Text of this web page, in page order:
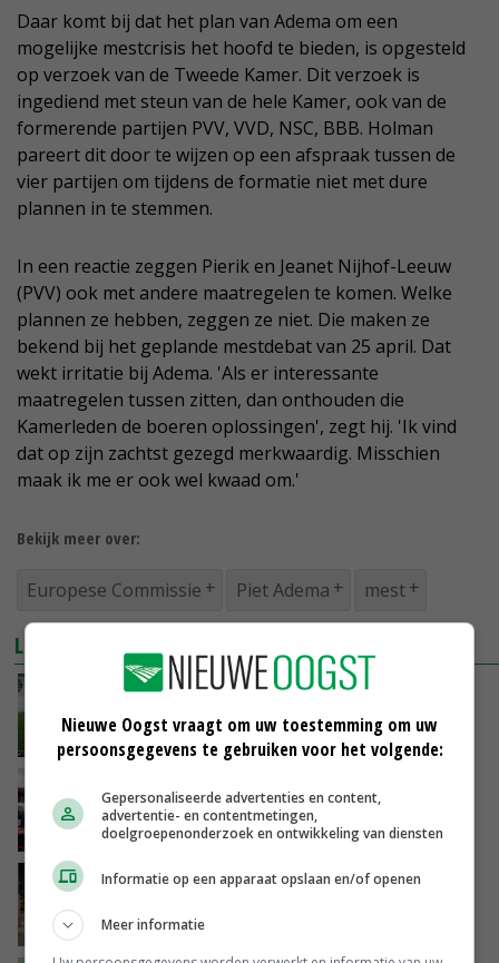
Daar komt bij dat het plan van Adema om een
mogelijke mestcrisis het hoofd te bieden, is opgesteld
op verzoek van de Tweede Kamer. Dit verzoek is
ingediend met steun van de hele Kamer, ook van de
formerende partijen PVV, VVD, NSC, BBB. Holman
pareert dit door te wijzen op een afspraak tussen de
vier partijen om tijdens de formatie niet met dure
plannen in te stemmen.
In een reactie zeggen Pierik en Jeanet Nijhof-Leeuw
(PVV) ook met andere maatregelen te komen. Welke
plannen ze hebben, zeggen ze niet. Die maken ze
bekend bij het geplande mestdebat van 25 april. Dat
wekt irritatie bij Adema. 'Als er interessante
maatregelen tussen zitten, dan onthouden die
Kamerleden de boeren oplossingen', zegt hij. 'Ik vind
dat op zijn zachtst gezegd merkwaardig. Misschien
maak ik me er ook wel kwaad om.'
Bekijk meer over:
Europese Commissie Piet Adema mest
LEES OOK
Agractie protesteert op 16 april in Brussel
09-04-2024
Agractie roept op tot Nederlands
boerenprotest in Brussel
02-04-2024
Adema veroordeelt boerenprotest waarbij
26-03-2024
Nieuwe Oogst vraagt om uw toestemming om uw
persoonsgegevens te gebruiken voor het volgende:
Gepersonaliseerde advertenties en content,
advertentie- en contentmetingen,
doelgroepenonderzoek en ontwikkeling van diensten
Informatie op een apparaat opslaan en/of openen
Meer informatie